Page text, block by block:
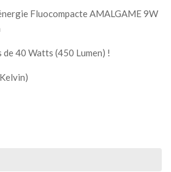
Fluocompacte AMALGAME 9W
de 40 Watts (450 Lumen) !